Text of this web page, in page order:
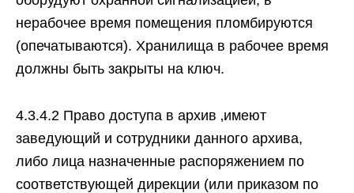
нерабочее время помещения пломбируются
(опечатываются). Хранилища в рабочее время
должны быть закрыты на ключ.
4.3.4.2 Право доступа в архив ‚имеют
заведующий и сотрудники данного архива,
либо лица назначенные распоряжением по
соответствующей дирекции (или приказом по